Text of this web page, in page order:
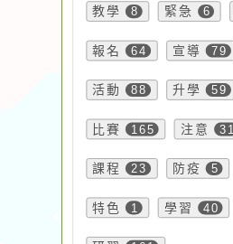
教學 8 緊急 6
報名 64 宣導 79
活動 88 升學 59
比賽 165 注意 31
課程 23 防疫 5
特色 1 學習 40